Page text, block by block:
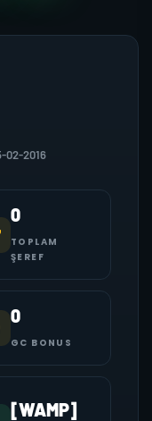
02-2016
0
TOPLAM
ŞEREF
0
GC BONUS
[WAMP]